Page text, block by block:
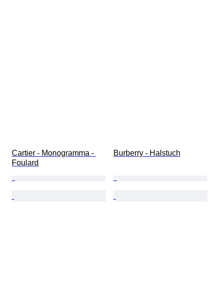
Cartier - Monogramma -
Foulard
Burberry - Halstuch